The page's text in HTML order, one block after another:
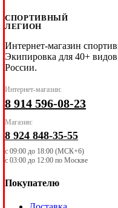
СПОРТИВНЫЙ
ЛЕГИОН
Интернет-магазин
Экипировка для 40+ видов
России.
Интернет-магазин:
8 914 596-08-23
Магазин:
8 924 848-35-55
с 09:00 до 18:00 (МСК+6)
с 03:00 до 12:00 по Москве
Покупателю